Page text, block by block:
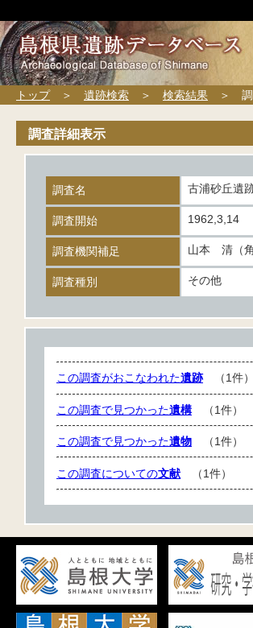
トップ＞ 遺跡検索 ＞ 検索結果 ＞ 調
調査詳細表示
調査名 古浦砂丘遺
調査開始 1962,3,14
調査機関補足 山本 清（
調査種別 その他
この調査がおこなわれた遺跡（1件）
この調査で見つかった遺構（1件）
この調査で見つかった遺物 （1件）
この調査についての文献 （1件）